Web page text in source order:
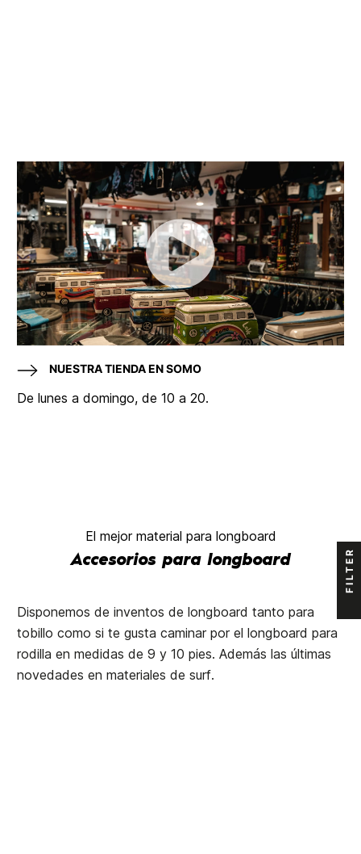
NUESTRA TIENDA EN SOMO
De lunes a domingo, de 10 a 20.
El mejor material para longboard
Accesorios para longboard
Disponemos de inventos de longboard tanto para
tobillo como si te gusta caminar por el longboard para
rodilla en medidas de 9 y 10 pies. Además las últimas
novedades en materiales de surf.
FILTER